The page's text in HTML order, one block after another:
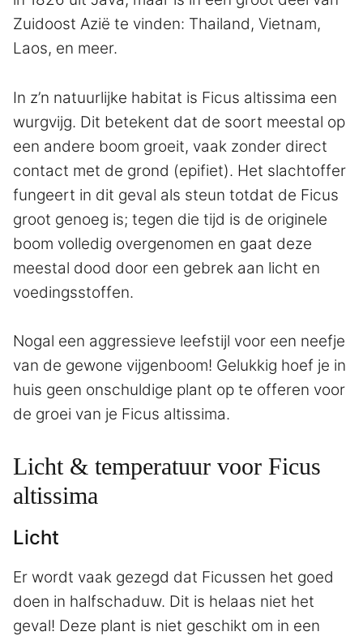
Zuidoost Azië te vinden: Thailand, Vietnam,
Laos, en meer.
In z’n natuurlijke habitat is Ficus altissima een
wurgvijg. Dit betekent dat de soort meestal op
een andere boom groeit, vaak zonder direct
contact met de grond (epifiet). Het slachtoffer
fungeert in dit geval als steun totdat de Ficus
groot genoeg is; tegen die tijd is de originele
boom volledig overgenomen en gaat deze
meestal dood door een gebrek aan licht en
voedingsstoffen.
Nogal een aggressieve leefstijl voor een neefje
van de gewone vijgenboom! Gelukkig hoef je in
huis geen onschuldige plant op te offeren voor
de groei van je Ficus altissima.
Licht & temperatuur voor Ficus
altissima
Licht
Er wordt vaak gezegd dat Ficussen het goed
doen in halfschaduw. Dit is helaas niet het
geval! Deze plant is niet geschikt om in een